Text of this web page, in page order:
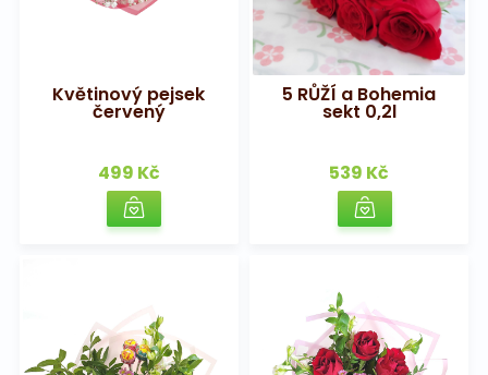
Květinový pejsek
červený
499 Kč
5 RŮŽÍ a Bohemia
sekt 0,2l
539 Kč